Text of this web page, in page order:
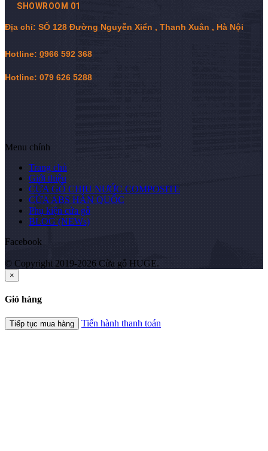
SHOWROOM 01
Địa chỉ: SỐ 128 Đường Nguyễn Xiển , Thanh Xuân , Hà Nội
Hotline: 0966 592 368
Hotline: 079 626 5288
Menu chính
Trang chủ
Giới thiệu
CỬA GỖ CHỊU NƯỚC COMPOSITE
CỬA ABS HÀN QUỐC
Phụ kiện cửa gỗ
BLOG (NEWs)
Facebook
© Copyright 2019-2026 Cửa gỗ HUGE.
×
Giỏ hàng
Tiếp tục mua hàng Tiến hành thanh toán